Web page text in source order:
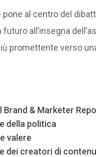
pone al centro del
futuro all’insegna
promettente verso
& Marketer
della politica
valere
dei creatori di